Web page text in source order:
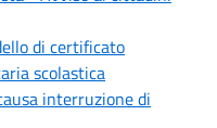
di certificato
scolastica
interruzione di